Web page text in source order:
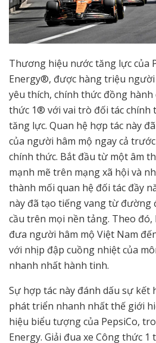
Thương hiệu nước tăng lực của
Energy®, được hàng triệu
yêu thích, chính thức đồng hành
thức 1® với vai trò đối tác chính
tăng lực. Quan hệ hợp tác này
của người hâm mộ ngay cả
chính thức. Bắt đầu từ một âm
mạnh mẽ trên mạng xã hội và
thành mối quan hệ đối tác đầy
này đã tạo tiếng vang từ đường
cầu trên mọi nền tảng. Theo đó,
đưa người hâm mộ Việt Nam
với nhịp đập cuồng nhiệt của
nhanh nhất hành tinh.
Sự hợp tác này đánh dấu sự
phát triển nhanh nhất thế giới
hiệu biểu tượng của PepsiCo,
Energy. Giải đua xe Công thức